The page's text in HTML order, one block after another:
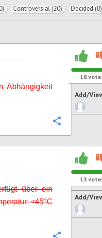
Controversial (20) Decided (0)
Abhängigkeit
18
Add/
über ein
<45°C
13
Add/